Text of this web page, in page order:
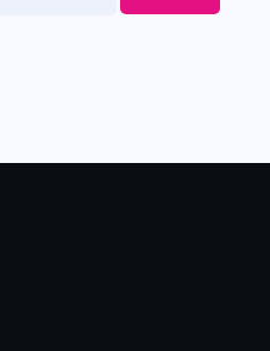
लक, डेवलपमेंट का